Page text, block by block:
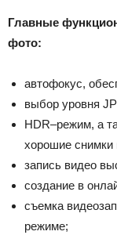
Главные
фото:
автофокус,
выбор уровня
HDR–режим, а
хорошие снимки
запись видео
создание в
съемка
режиме;